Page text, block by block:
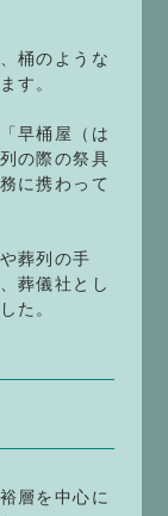
桶のような
す。
早桶屋（は
の際の祭具
に携わって
葬列の手
葬儀社とし
た。
層を中心に